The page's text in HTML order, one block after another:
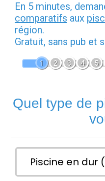
En 5 minutes,
comparatifs aux
région.
Gratuit, sans pub et
1 2 3 4 5
Quel type de
Piscine en